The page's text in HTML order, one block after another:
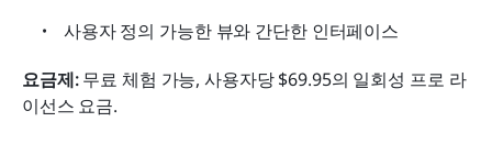
사용자 정의 가능한 뷰와 간단한 인터페이스
요금제: 무료 체험 가능, 사용자당 $69.95의 일회성 프로 라
이선스 요금.